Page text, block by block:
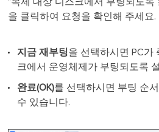
을 클릭하여 요청을 확인해 주세요.
지금 재부팅을 선택하시면 PC가
크에서 운영체제가 부팅되도록
완료(OK)를 선택하시면 부팅 순
수 있습니다.